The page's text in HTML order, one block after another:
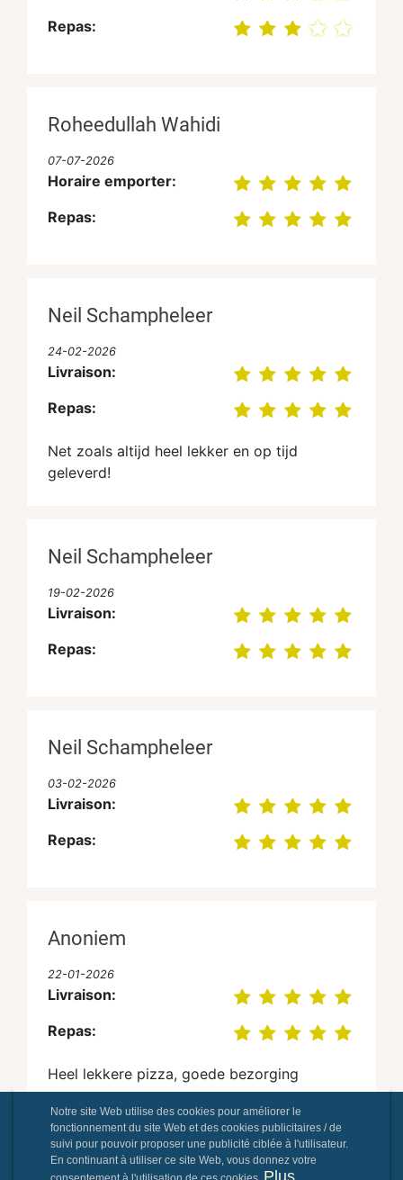
Repas:
Roheedullah Wahidi
07-07-2026
Horaire emporter:
Repas:
Neil Schampheleer
24-02-2026
Livraison:
Repas:
Net zoals altijd heel lekker en op tijd
geleverd!
Neil Schampheleer
19-02-2026
Livraison:
Repas:
Neil Schampheleer
03-02-2026
Livraison:
Repas:
Anoniem
22-01-2026
Livraison:
Repas:
Heel lekkere pizza, goede bezorging
Lukas Hanssens
Notre site Web utilise des cookies pour améliorer le
fonctionnement du site Web et des cookies publicitaires / de
suivi pour pouvoir proposer une publicité ciblée à l'utilisateur.
En continuant à utiliser ce site Web, vous donnez votre
Plus